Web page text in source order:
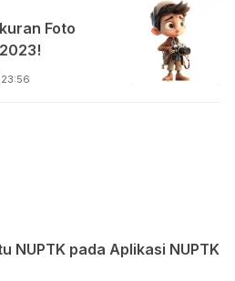
Foto
NUPTK pada Aplikasi NUPTK